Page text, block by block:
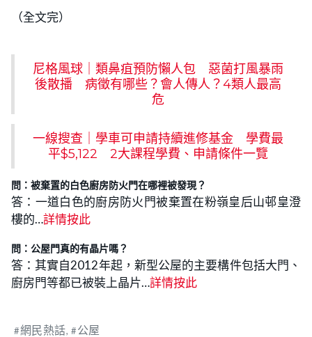
（全文完）
尼格風球｜類鼻疽預防懶人包 惡菌打風暴雨
後散播 病徵有哪些？會人傳人？4類人最高
危
一線搜查｜學車可申請持續進修基金 學費最
平$5,122 2大課程學費、申請條件一覽
問：被棄置的白色廚房防火門在哪裡被發現？
答：一道白色的廚房防火門被棄置在粉嶺皇后山邨皇澄
樓的…詳情按此
問：公屋門真的有晶片嗎？
答：其實自2012年起，新型公屋的主要構件包括大門、
廚房門等都已被裝上晶片…詳情按此
網民熱話 公屋